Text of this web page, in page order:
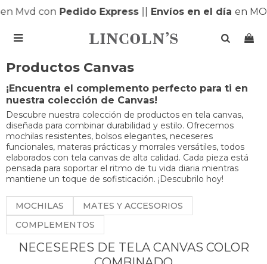
Mvd conPedido Express| Envíos en el día en

Productos Canvas
¡Encuentra el complemento perfecto para ti en
nuestra colección de Canvas!
Descubre nuestra colección de productos en tela canvas,
diseñada para combinar durabilidad y estilo. Ofrecemos
mochilas resistentes, bolsos elegantes, neceseres
funcionales, materas prácticas y morrales versátiles, todos
elaborados con tela canvas de alta calidad. Cada pieza está
pensada para soportar el ritmo de tu vida diaria mientras
mantiene un toque de sofisticación. ¡Descubrilo hoy!
MOCHILAS
MATES Y ACCESORIOS
COMPLEMENTOS
NECESERES DE TELA CANVAS COLOR